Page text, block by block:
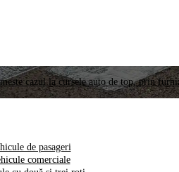
cazul la cursele auto de top, prin
de pasageri
comerciale